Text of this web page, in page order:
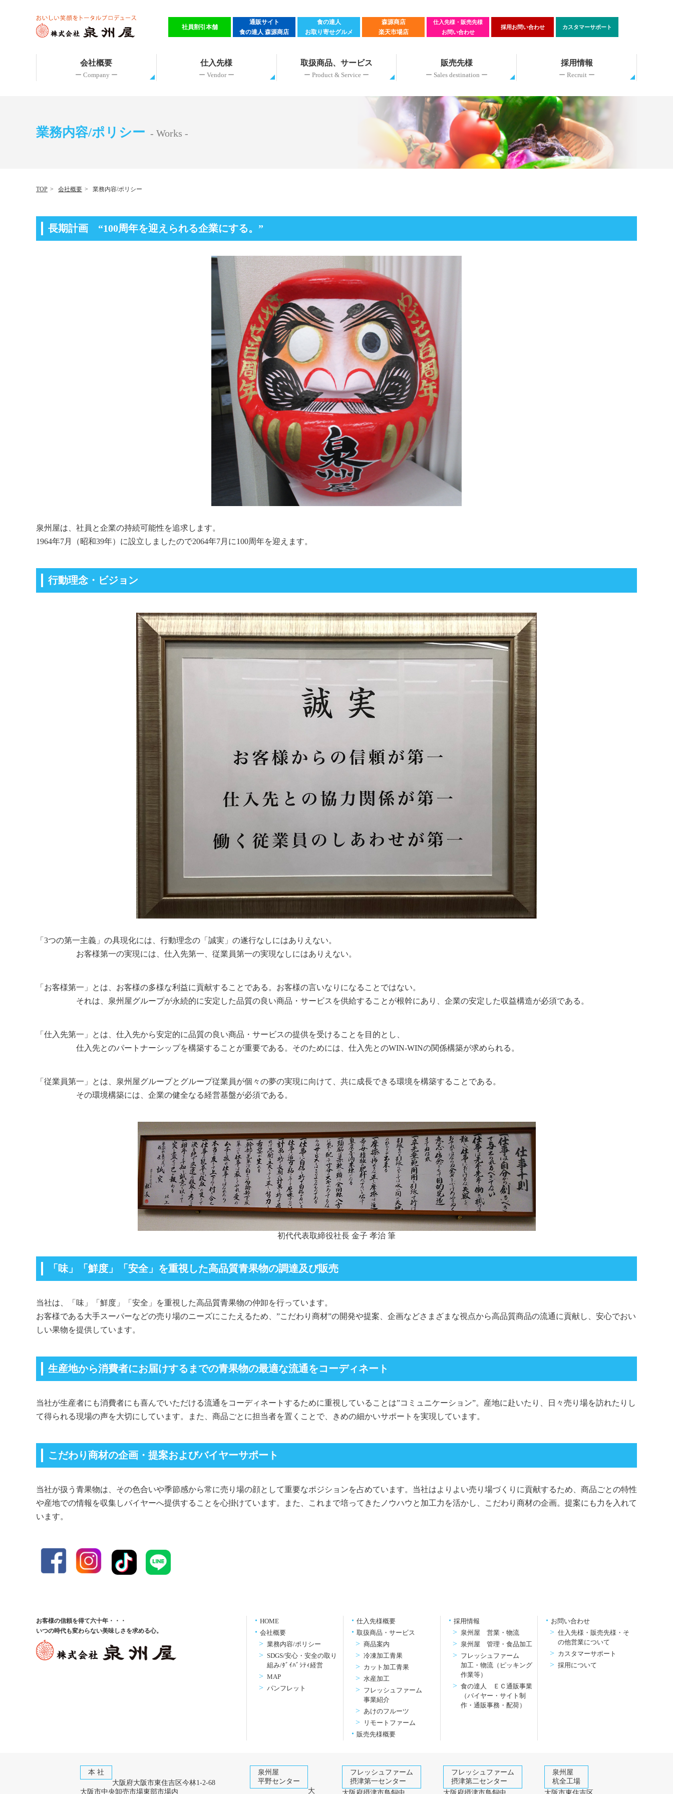
社員割引本舗
通販サイト
食の達人 森源商店
食の達人
お取り寄せグルメ
森源商店
楽天市場店
仕入先様・販売先様
お問い合わせ
採用お問い合わせ カスタマーサポート
会社概要
ー Company ー
仕入先様
ー Vendor ー
取扱商品、サービス
ー Product & Service ー
販売先様
ー Sales destination ー
採用情報
ー Recruit ー
業務内容/ポリシー - Works -
TOP 会社概要 業務内容/ポリシー
長期計画 “100周年を迎えられる企業にする。”
泉州屋は、社員と企業の持続可能性を追求します。
1964年7月（昭和39年）に設立しましたので2064年7月に100周年を迎えます。
行動理念・ビジョン
「3つの第一主義」の具現化には、行動理念の「誠実」の遂行なしにはありえない。
お客様第一の実現には、仕入先第一、従業員第一の実現なしにはありえない。
「お客様第一」とは、お客様の多様な利益に貢献することである。お客様の言いなりになることではない。
それは、泉州屋グループが永続的に安定した品質の良い商品・サービスを供給することが根幹にあり、企業の安定した収益構造が必須である。
「仕入先第一」とは、仕入先から安定的に品質の良い商品・サービスの提供を受けることを目的とし、
仕入先とのパートナーシップを構築することが重要である。そのためには、仕入先とのWIN-WINの関係構築が求められる。
「従業員第一」とは、泉州屋グループとグループ従業員が個々の夢の実現に向けて、共に成長できる環境を構築することである。
その環境構築には、企業の健全なる経営基盤が必須である。
初代代表取締役社長 金子 孝治 筆
「味」「鮮度」「安全」を重視した高品質青果物の調達及び販売
当社は、「味」「鮮度」「安全」を重視した高品質青果物の仲卸を行っています。
お客様である大手スーパーなどの売り場のニーズにこたえるため、”こだわり商材”の開発や提案、企画などさまざまな視点から高品質商品の流通に貢献し、安心でおい
しい果物を提供しています。
生産地から消費者にお届けするまでの青果物の最適な流通をコーディネート
当社が生産者にも消費者にも喜んでいただける流通をコーディネートするために重視していることは”コミュニケーション”。産地に赴いたり、日々売り場を訪れたりし
て得られる現場の声を大切にしています。また、商品ごとに担当者を置くことで、きめの細かいサポートを実現しています。
こだわり商材の企画・提案およびバイヤーサポート
当社が扱う青果物は、その色合いや季節感から常に売り場の顔として重要なポジションを占めています。当社はよりよい売り場づくりに貢献するため、商品ごとの特性
や産地での情報を収集しバイヤーへ提供することを心掛けています。また、これまで培ってきたノウハウと加工力を活かし、こだわり商材の企画。提案にも力を入れて
います。
お客様の信頼を得て六十年・・・
いつの時代も変わらない美味しさを求める心。
HOME
会社概要
業務内容/ポリシー
SDGS/安心・安全の取り
組み/ﾀﾞｲﾊﾞｼﾃｨ経営
MAP
パンフレット
仕入先様概要
取扱商品・サービス
商品案内
冷凍加工青果
カット加工青果
水産加工
フレッシュファーム
事業紹介
あけのフルーツ
リモートファーム
販売先様概要
採用情報
泉州屋 営業・物流
泉州屋 管理・食品加工
フレッシュファーム
加工・物流（ピッキング
作業等）
食の達人 ＥＣ通販事業
（バイヤー・サイト制
作・通販事務・配荷）
お問い合わせ
仕入先様・販売先様・そ
の他営業について
カスタマーサポート
採用について
本 社
大阪府大阪市東住吉区今林1-2-68
大阪市中央卸売市場東部市場内
泉州屋
平野センター
大
フレッシュファーム
摂津第一センター
フレッシュファーム
摂津第二センター
泉州屋
杭全工場